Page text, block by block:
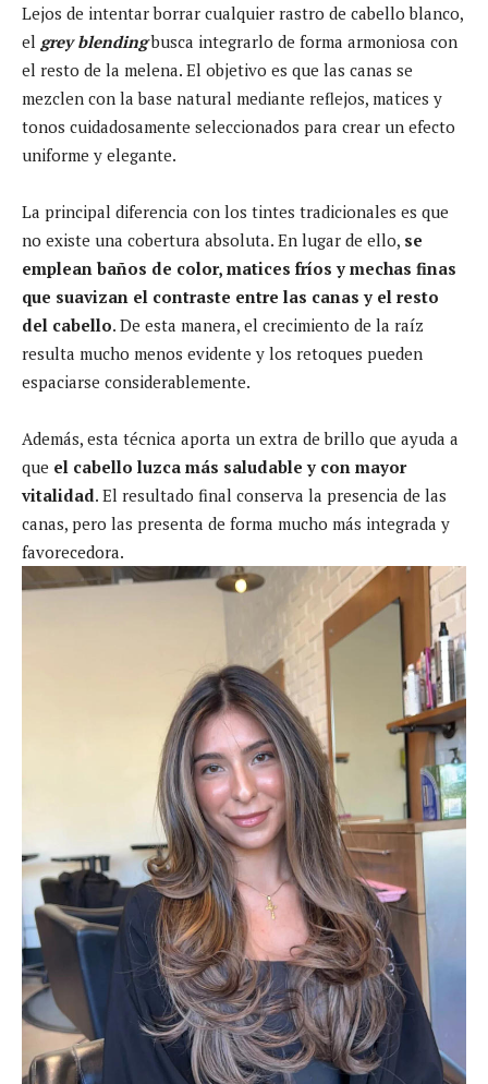
Lejos de intentar borrar cualquier rastro de cabello blanco,
el grey blendingbusca integrarlo de forma armoniosa con
el resto de la melena. El objetivo es que las canas se
mezclen con la base natural mediante reflejos, matices y
tonos cuidadosamente seleccionados para crear un efecto
uniforme y elegante.
La principal diferencia con los tintes tradicionales es que
no existe una cobertura absoluta. En lugar de ello, se
emplean baños de color, matices fríos y mechas finas
que suavizan el contraste entre las canas y el resto
del cabello. De esta manera, el crecimiento de la raíz
resulta mucho menos evidente y los retoques pueden
espaciarse considerablemente.
Además, esta técnica aporta un extra de brillo que ayuda a
que el cabello luzca más saludable y con mayor
vitalidad. El resultado final conserva la presencia de las
canas, pero las presenta de forma mucho más integrada y
favorecedora.